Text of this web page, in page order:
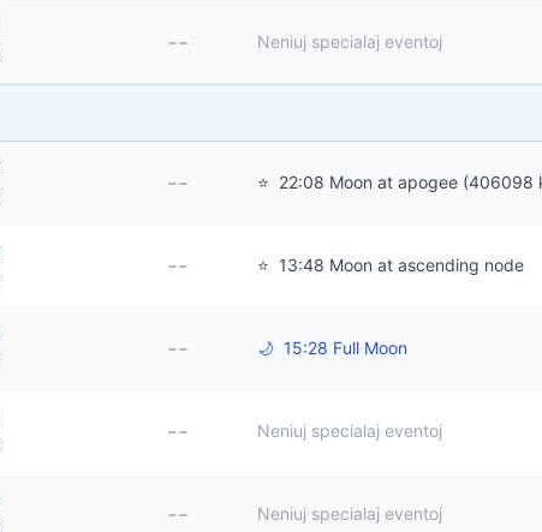
-- Neniuj specialaj eventoj
-- ⭐ 22:08 Moon at apogee (406098
-- ⭐ 13:48 Moon at ascending node
-- 🌙 15:28 Full Moon
-- Neniuj specialaj eventoj
-- Neniuj specialaj eventoj